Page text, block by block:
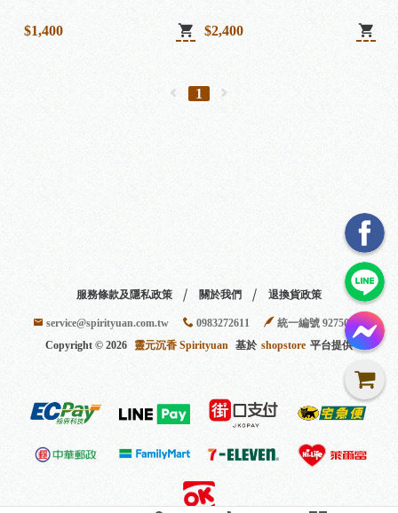
$1,400 $2,400
1
服務條款及隱私政策 關於我們 退換貨政策
service@spirityuan.com.tw 0983272611
統一編號 92750401
Copyright © 2026 靈元沉香 Spirityuan 基於 shopstore 平台提供